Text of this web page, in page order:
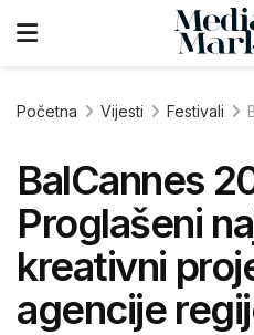
Početna Vijesti Festivali
BalCannes
Proglašeni
kreativni
agencije